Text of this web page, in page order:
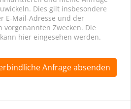
Dies gilt insbesondere
E-Mail-Adresse und der
Zwecken. Die
kann hier eingesehen werden.
Anfrage absenden